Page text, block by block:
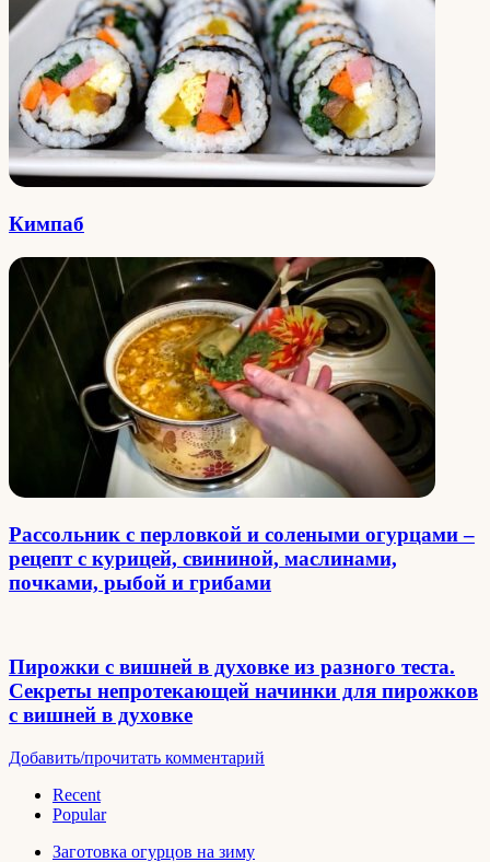
Кимпаб
Рассольник с перловкой и солеными огурцами –
рецепт с курицей, свининой, маслинами,
почками, рыбой и грибами
Пирожки с вишней в духовке из разного теста.
Секреты непротекающей начинки для пирожков
с вишней в духовке
Добавить/прочитать комментарий
Recent
Popular
Заготовка огурцов на зиму